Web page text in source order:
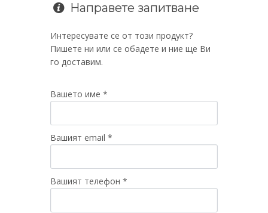
Направете запитване
Интересувате се от този продукт?
Пишете ни или се обадете и ние ще Ви
го доставим.
Вашето име *
Вашият email *
Вашият телефон *